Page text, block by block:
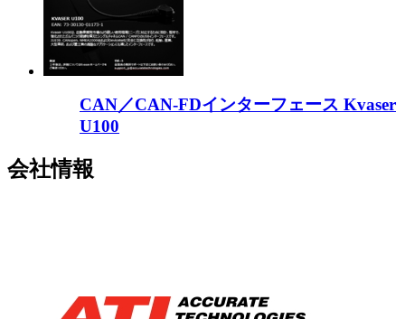
CAN／CAN-FDインターフェース Kvaser
U100
会社情報